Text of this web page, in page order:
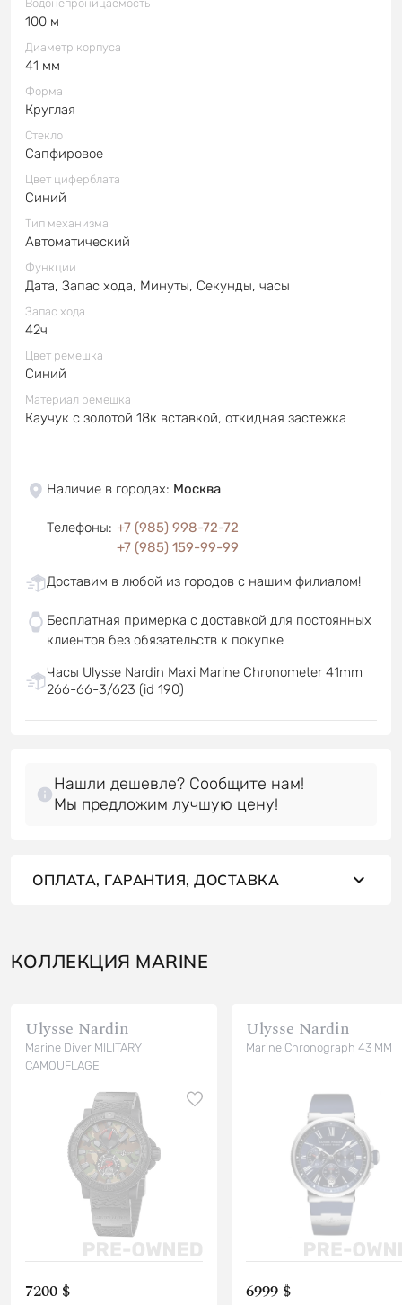
Водонепроницаемость
100 м
Диаметр корпуса
41 мм
Форма
Круглая
Стекло
Сапфировое
Цвет циферблата
Синий
Тип механизма
Автоматический
Функции
Дата, Запас хода, Минуты, Секунды, часы
Запас хода
42ч
Цвет ремешка
Синий
Материал ремешка
Каучук с золотой 18к вставкой, откидная застежка
Наличие в городах: Москва
Телефоны: +7 (985) 998-72-72
+7 (985) 159-99-99
Доставим в любой из городов с нашим филиалом!
Бесплатная примерка с доставкой для постоянных
клиентов без обязательств к покупке
Часы Ulysse Nardin Maxi Marine Chronometer 41mm
266-66-3/623 (id 190)
Нашли дешевле? Сообщите нам!
Мы предложим лучшую цену!
ОПЛАТА, ГАРАНТИЯ, ДОСТАВКА
КОЛЛЕКЦИЯ MARINE
Ulysse Nardin
Marine Diver MILITARY
CAMOUFLAGE
7200 $
Ulysse Nardin
Marine Chronograph 43 MM
6999 $